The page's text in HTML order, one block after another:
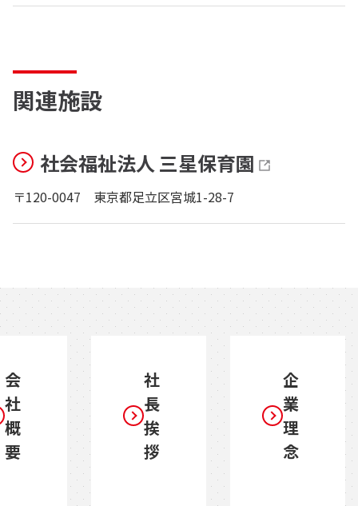
関連施設
社会福祉法人 三星保育園
〒120-0047 東京都足立区宮城1-28-7
会
社
概
要
社
長
挨
拶
企
業
理
念